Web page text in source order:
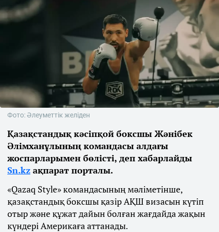
Фото: Әлеуметтік желіден
Қазақстандық кәсіпқой боксшы Жәнібек
Әлімханұлының командасы алдағы
жоспарларымен бөлісті, деп хабарлайды
Sn.kz ақпарат порталы.
«Qazaq Style» командасының мәліметінше,
қазақстандық боксшы қазір АҚШ визасын күтіп
отыр және құжат дайын болған жағдайда жақын
күндері Америкаға аттанады.